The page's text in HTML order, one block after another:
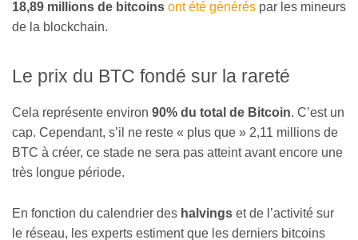
18,89 millions de bitcoins ont été générés par les mineurs
de la blockchain.
Le prix du BTC fondé sur la rareté
Cela représente environ 90% du total de Bitcoin. C’est un
cap. Cependant, s’il ne reste « plus que » 2,11 millions de
BTC à créer, ce stade ne sera pas atteint avant encore une
très longue période.
En fonction du calendrier des halvings et de l’activité sur
le réseau, les experts estiment que les derniers bitcoins